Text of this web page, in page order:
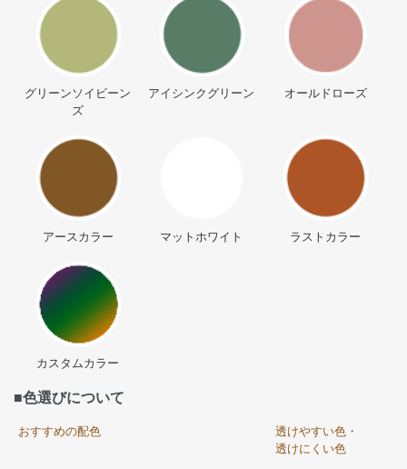
グリーンソイビーン
ズ
アイシンクグリーン オールドローズ
アースカラー マットホワイト ラストカラー
カスタムカラー
■色選びについて
おすすめの配色
透けやすい色・
透けにくい色